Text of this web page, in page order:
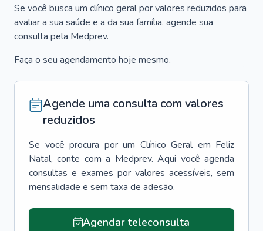
Se você busca um clínico geral por valores reduzidos para
avaliar a sua saúde e a da sua família, agende sua
consulta pela Medprev.
Faça o seu agendamento hoje mesmo.
Agende uma consulta com valores
reduzidos
Se você procura por um Clínico Geral em Feliz
Natal, conte com a Medprev. Aqui você agenda
consultas e exames por valores acessíveis, sem
mensalidade e sem taxa de adesão.
Agendar teleconsulta